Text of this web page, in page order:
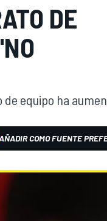
DE
equipo ha
COMO FUENTE